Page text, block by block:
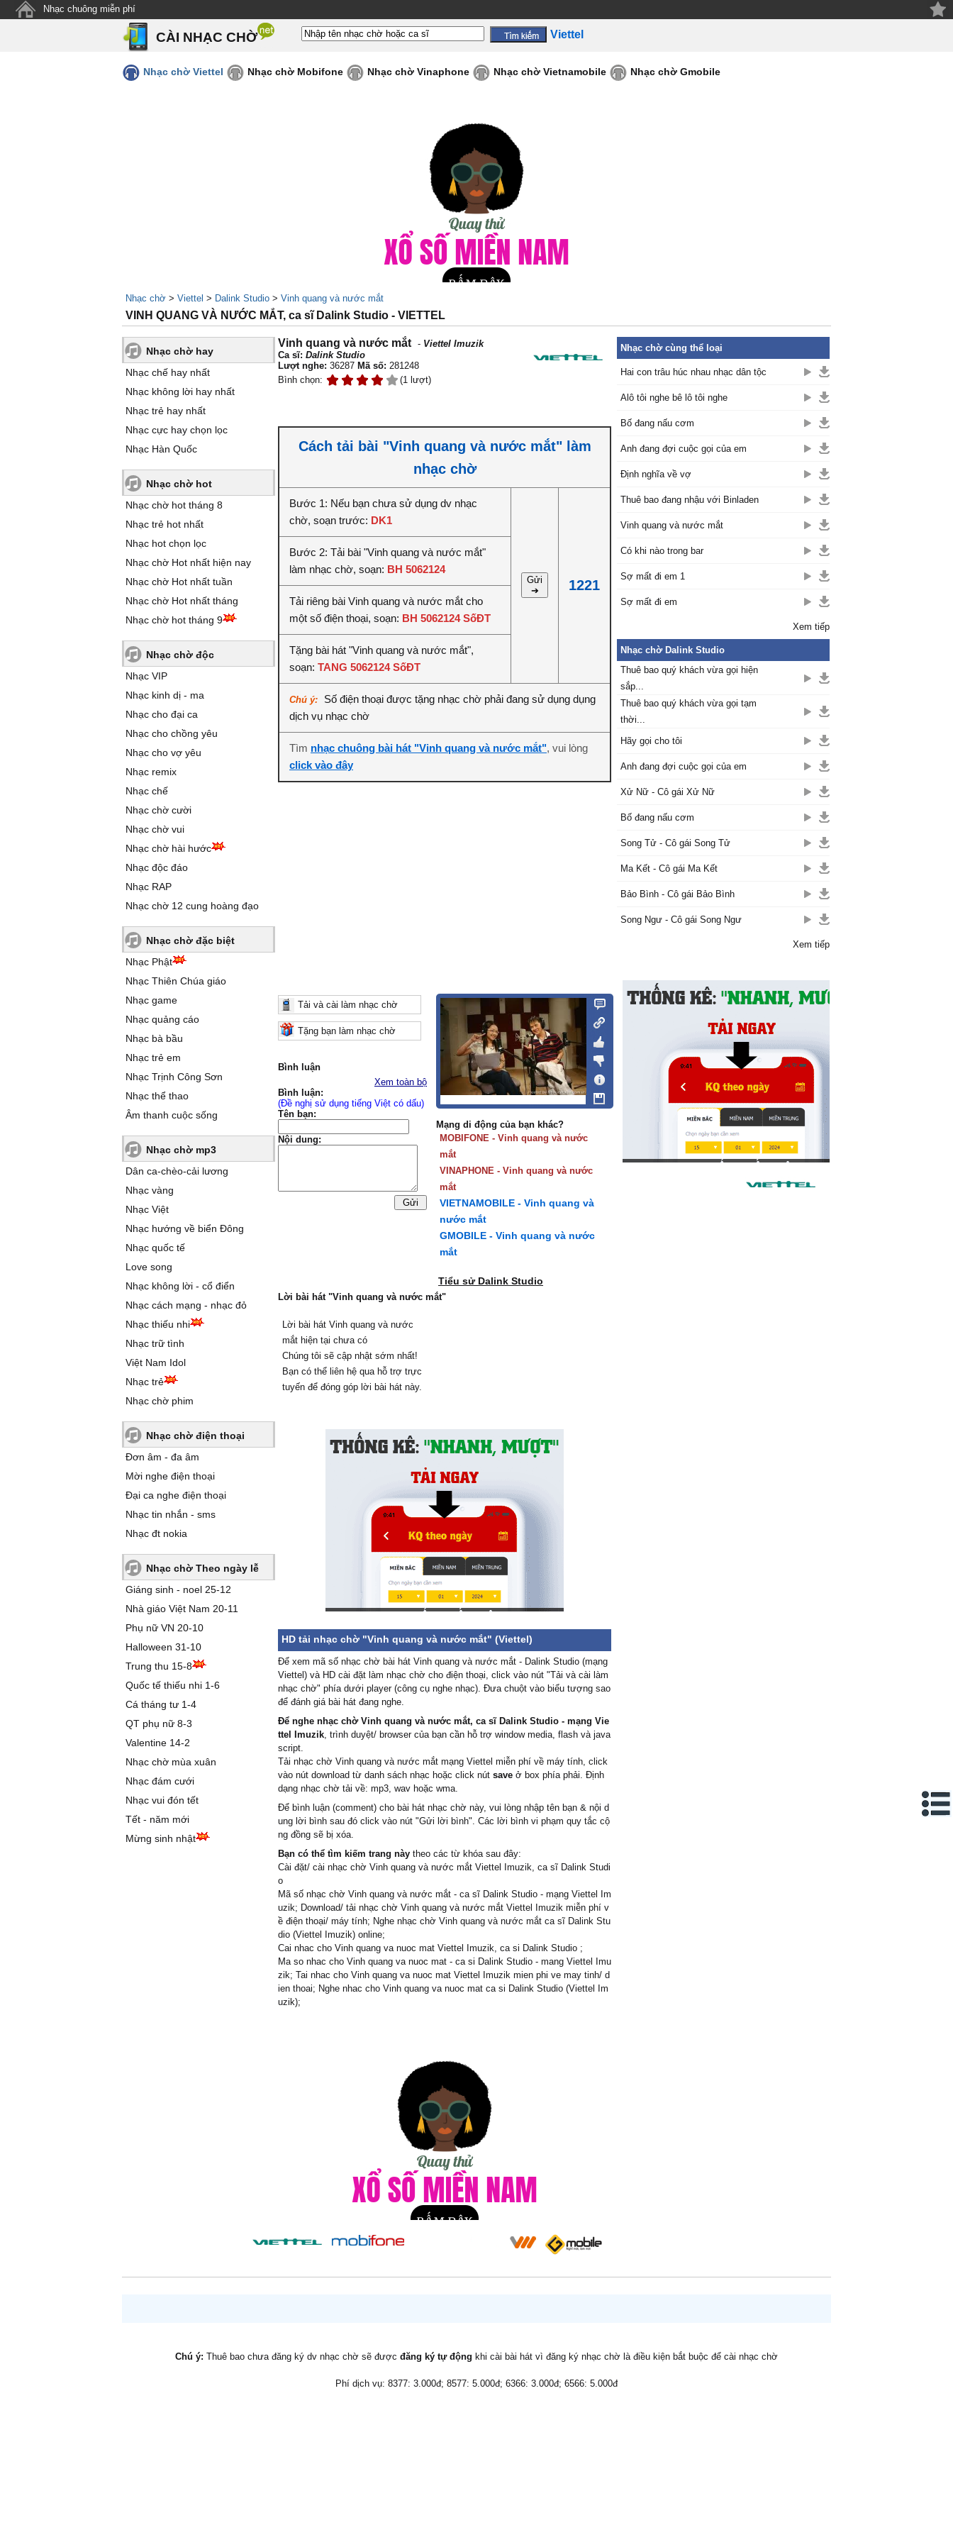
Nhạc chuông miễn phí
CÀI NHẠC CHỜ Viettel
Nhạc chờ Viettel Nhạc chờ Mobifone Nhạc chờ Vinaphone Nhạc chờ Vietnamobile Nhạc chờ Gmobile
Nhạc chờ > Viettel > Dalink Studio > Vinh quang và nước mắt
VINH QUANG VÀ NƯỚC MẮT, ca sĩ Dalink Studio - VIETTEL
Nhạc chờ hay
Nhạc chế hay nhất
Nhạc không lời hay nhất
Nhạc trẻ hay nhất
Nhạc cực hay chọn lọc
Nhạc Hàn Quốc
Nhạc chờ hot
Nhạc chờ hot tháng 8
Nhạc trẻ hot nhất
Nhạc hot chọn lọc
Nhạc chờ Hot nhất hiện nay
Nhạc chờ Hot nhất tuần
Nhạc chờ Hot nhất tháng
Nhạc chờ hot tháng 9
Nhạc chờ độc
Nhạc VIP
Nhạc kinh dị - ma
Nhạc cho đại ca
Nhạc cho chồng yêu
Nhạc cho vợ yêu
Nhạc remix
Nhạc chế
Nhạc chờ cười
Nhạc chờ vui
Nhạc chờ hài hước
Nhạc độc đáo
Nhạc RAP
Nhạc chờ 12 cung hoàng đạo
Nhạc chờ đặc biệt
Nhạc Phật
Nhạc Thiên Chúa giáo
Nhạc game
Nhạc quảng cáo
Nhạc bà bầu
Nhạc trẻ em
Nhạc Trịnh Công Sơn
Nhạc thể thao
Âm thanh cuộc sống
Nhạc chờ mp3
Dân ca-chèo-cải lương
Nhạc vàng
Nhạc Việt
Nhạc hướng về biển Đông
Nhạc quốc tế
Love song
Nhạc không lời - cổ điển
Nhạc cách mạng - nhạc đỏ
Nhạc thiếu nhi
Nhạc trữ tình
Việt Nam Idol
Nhạc trẻ
Nhạc chờ phim
Nhạc chờ điện thoại
Đơn âm - đa âm
Mời nghe điện thoại
Đại ca nghe điện thoại
Nhạc tin nhắn - sms
Nhạc đt nokia
Nhạc chờ Theo ngày lễ
Giáng sinh - noel 25-12
Nhà giáo Việt Nam 20-11
Phụ nữ VN 20-10
Halloween 31-10
Trung thu 15-8
Quốc tế thiếu nhi 1-6
Cá tháng tư 1-4
QT phụ nữ 8-3
Valentine 14-2
Nhạc chờ mùa xuân
Nhạc đám cưới
Nhạc vui đón tết
Tết - năm mới
Mừng sinh nhật
Vinh quang và nước mắt - Viettel Imuzik
Ca sĩ: Dalink Studio
Lượt nghe: 36287 Mã số: 281248
Bình chọn:
(1 lượt)
Cách tải bài "Vinh quang và nước mắt" làm
nhạc chờ
Bước 1: Nếu bạn chưa sử dụng dv nhạc
chờ, soạn trước: DK1
Gửi
➔
1221
Bước 2: Tải bài "Vinh quang và nước mắt"
làm nhạc chờ, soạn: BH 5062124
Tải riêng bài Vinh quang và nước mắt cho
một số điện thoại, soạn: BH 5062124 SốĐT
Tặng bài hát "Vinh quang và nước mắt",
soạn: TANG 5062124 SốĐT
Chú ý:
Số điện thoại được tặng nhạc chờ phải đang sử dụng dụng
dịch vụ nhạc chờ
Tìm nhạc chuông bài hát "Vinh quang và nước mắt", vui lòng
click vào đây
Tải và cài làm nhạc chờ
Tặng bạn làm nhạc chờ
Bình luận
Xem toàn bộ
Bình luận:
(Đề nghị sử dụng tiếng Việt có dấu)
Tên bạn:
Nội dung:
Mạng di động của bạn khác?
MOBIFONE - Vinh quang và nước
mắt
VINAPHONE - Vinh quang và nước
mắt
VIETNAMOBILE - Vinh quang và
nước mắt
GMOBILE - Vinh quang và nước
mắt
Tiểu sử Dalink Studio
Lời bài hát "Vinh quang và nước mắt"
Lời bài hát Vinh quang và nước
mắt hiện tại chưa có
Chúng tôi sẽ cập nhật sớm nhất!
Bạn có thể liên hệ qua hỗ trợ trực
tuyến để đóng góp lời bài hát này.
HD tải nhạc chờ "Vinh quang và nước mắt" (Viettel)
Để xem mã số nhạc chờ bài hát Vinh quang và nước mắt - Dalink Studio (mạng
Viettel) và HD cài đặt làm nhạc chờ cho điện thoại, click vào nút "Tải và cài làm
nhạc chờ" phía dưới player (công cụ nghe nhạc). Đưa chuột vào biểu tượng sao
để đánh giá bài hát đang nghe.
Để nghe nhạc chờ Vinh quang và nước mắt, ca sĩ Dalink Studio - mạng Vie
ttel Imuzik, trình duyệt/ browser của bạn cần hỗ trợ window media, flash và java
script.
Tải nhạc chờ Vinh quang và nước mắt mạng Viettel miễn phí về máy tính, click
vào nút download từ danh sách nhạc hoặc click nút save ở box phía phải. Định
dạng nhạc chờ tải về: mp3, wav hoặc wma.
Để bình luận (comment) cho bài hát nhạc chờ này, vui lòng nhập tên bạn & nội d
ung lời bình sau đó click vào nút "Gửi lời bình". Các lời bình vi phạm quy tắc cộ
ng đồng sẽ bị xóa.
Bạn có thể tìm kiếm trang này theo các từ khóa sau đây:
Cài đặt/ cài nhạc chờ Vinh quang và nước mắt Viettel Imuzik, ca sĩ Dalink Studi
o
Mã số nhạc chờ Vinh quang và nước mắt - ca sĩ Dalink Studio - mạng Viettel Im
uzik; Download/ tải nhạc chờ Vinh quang và nước mắt Viettel Imuzik miễn phí v
ề điện thoại/ máy tính; Nghe nhạc chờ Vinh quang và nước mắt ca sĩ Dalink Stu
dio (Viettel Imuzik) online;
Cai nhac cho Vinh quang va nuoc mat Viettel Imuzik, ca si Dalink Studio ;
Ma so nhac cho Vinh quang va nuoc mat - ca si Dalink Studio - mang Viettel Imu
zik; Tai nhac cho Vinh quang va nuoc mat Viettel Imuzik mien phi ve may tinh/ d
ien thoai; Nghe nhac cho Vinh quang va nuoc mat ca si Dalink Studio (Viettel Im
uzik);
Nhạc chờ cùng thể loại
Hai con trâu húc nhau nhạc dân tộc
Alô tôi nghe bê lô tôi nghe
Bố đang nấu cơm
Anh đang đợi cuộc gọi của em
Định nghĩa về vợ
Thuê bao đang nhậu với Binladen
Vinh quang và nước mắt
Có khi nào trong bar
Sợ mất đi em 1
Sợ mất đi em
Xem tiếp
Nhạc chờ Dalink Studio
Thuê bao quý khách vừa gọi hiện
sắp...
Thuê bao quý khách vừa gọi tạm
thời...
Hãy gọi cho tôi
Anh đang đợi cuộc gọi của em
Xử Nữ - Cô gái Xử Nữ
Bố đang nấu cơm
Song Tử - Cô gái Song Tử
Ma Kết - Cô gái Ma Kết
Bảo Bình - Cô gái Bảo Bình
Song Ngư - Cô gái Song Ngư
Xem tiếp
Chú ý: Thuê bao chưa đăng ký dv nhạc chờ sẽ được đăng ký tự động khi cài bài hát vì đăng ký nhạc chờ là điều kiện bắt buộc để cài nhạc chờ
Phí dịch vụ: 8377: 3.000đ; 8577: 5.000đ; 6366: 3.000đ; 6566: 5.000đ